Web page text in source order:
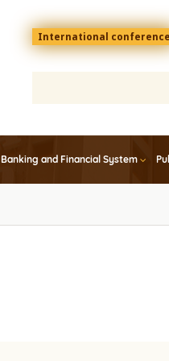
Menu
top
En
International conference
Banking and Financial System